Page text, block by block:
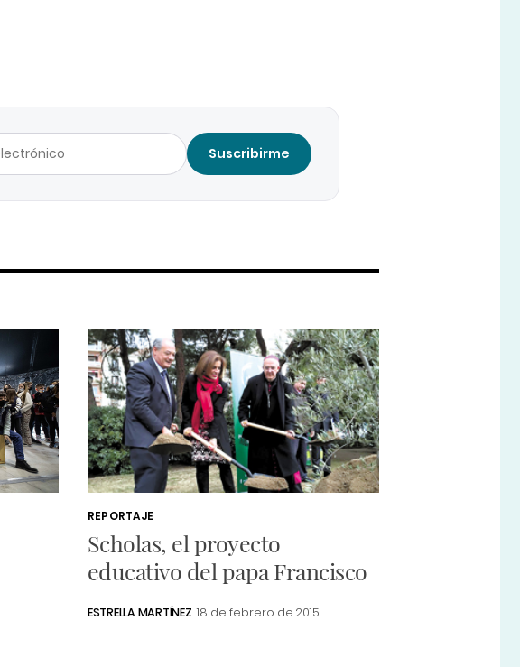
Suscribirme
REPORTAJE
Scholas, el proyecto
educativo del papa Francisco
ESTRELLA MARTÍNEZ 18 de febrero de 2015